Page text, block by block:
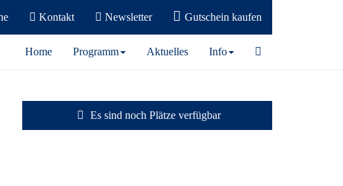
Kontakt Newsletter Gutschein kaufen
Home Programm Aktuelles Info
Es sind noch Plätze verfügbar